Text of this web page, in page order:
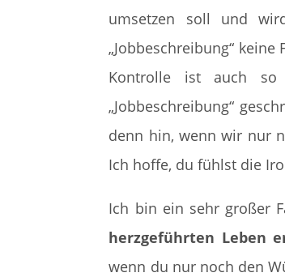
umsetzen soll und
„Jobbeschreibung“
Kontrolle ist auch
„Jobbeschreibung“
denn hin, wenn wir nur
Ich hoffe, du fühlst die
Ich bin ein sehr großer
herzgeführten Leben
wenn du nur noch den